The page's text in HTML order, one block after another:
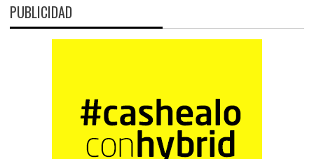
PUBLICIDAD